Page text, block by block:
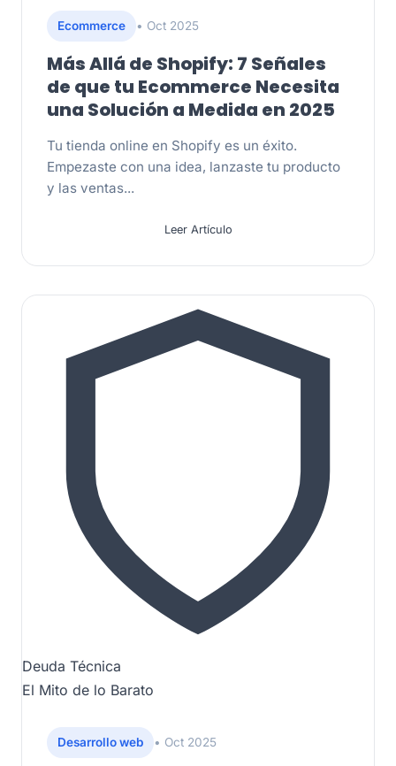
Ecommerce • Oct 2025
Más Allá de Shopify: 7 Señales
de que tu Ecommerce Necesita
una Solución a Medida en 2025
Tu tienda online en Shopify es un éxito.
Empezaste con una idea, lanzaste tu producto
y las ventas...
Leer Artículo
Deuda Técnica
El Mito de lo Barato
Desarrollo web • Oct 2025